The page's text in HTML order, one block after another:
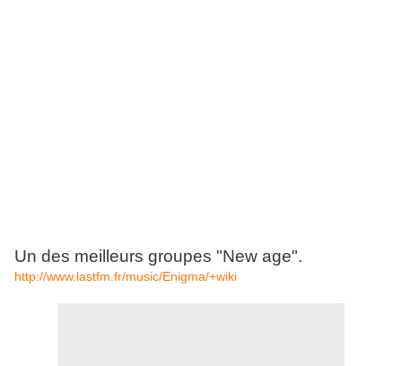
Un des meilleurs groupes "New age".
http://www.lastfm.fr/music/Enigma/+wiki